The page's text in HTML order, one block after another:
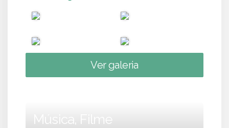
Ver galeria
Música, Filme